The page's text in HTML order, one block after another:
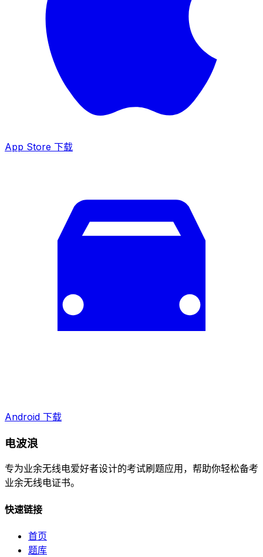
App Store 下载
Android 下载
电波浪
专为业余无线电爱好者设计的考试刷题应用，帮助你轻松备考
业余无线电证书。
快速链接
首页
题库